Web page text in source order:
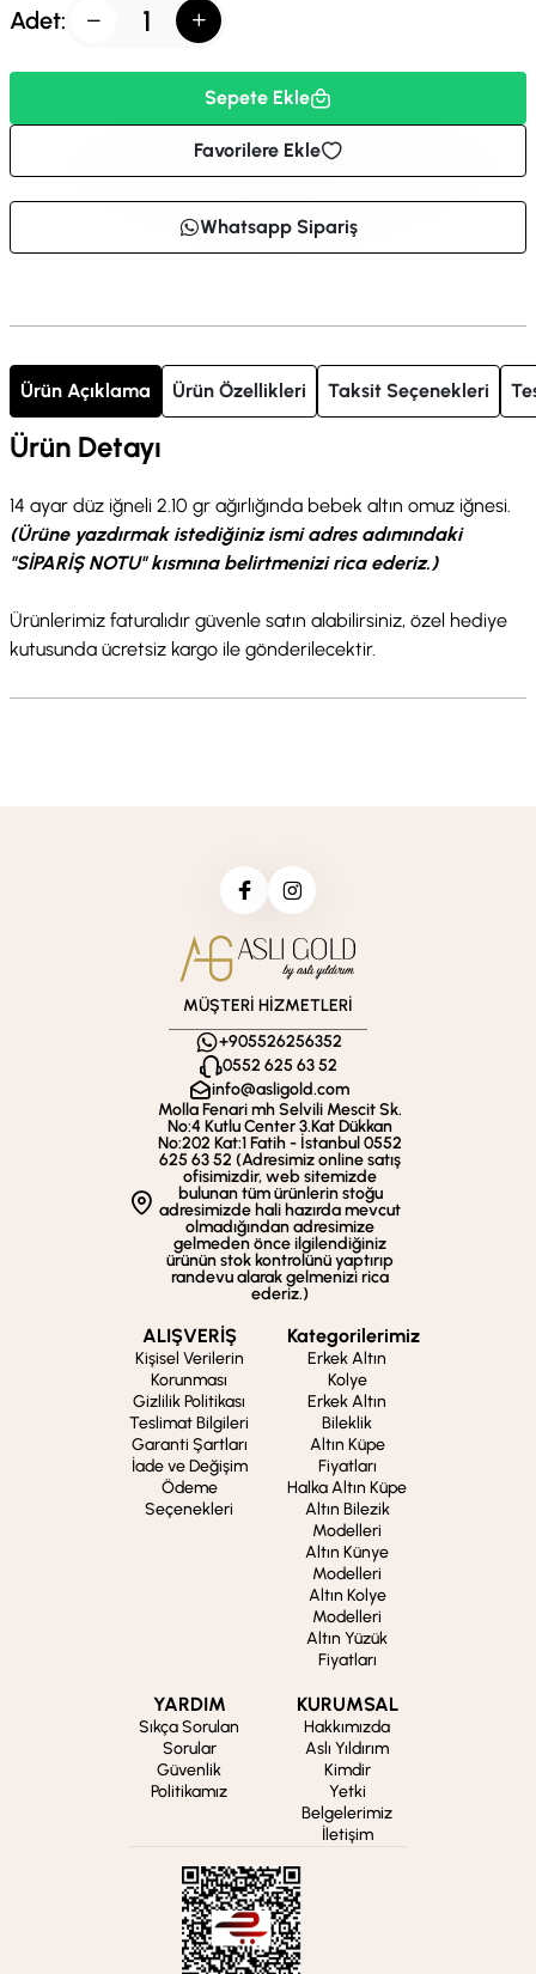
Adet:
Sepete Ekle
Favorilere Ekle
Whatsapp Sipariş
Ürün Açıklama Ürün Özellikleri Taksit Seçenekleri
Ürün Detayı
14 ayar düz iğneli 2.10 gr ağırlığında bebek altın omuz iğnesi.
(Ürüne yazdırmak istediğiniz ismi adres adımındaki
"SİPARİŞ NOTU" kısmına belirtmenizi rica ederiz.)
Ürünlerimiz faturalıdır güvenle satın alabilirsiniz, özel hediye
kutusunda ücretsiz kargo ile gönderilecektir.
MÜŞTERİ HİZMETLERİ
+905526256352
0552 625 63 52
info@asligold.com
Molla Fenari mh Selvili Mescit Sk.
No:4 Kutlu Center 3.Kat Dükkan
No:202 Kat:1 Fatih - İstanbul 0552
625 63 52 (Adresimiz online satış
ofisimizdir, web sitemizde
bulunan tüm ürünlerin stoğu
adresimizde hali hazırda mevcut
olmadığından adresimize
gelmeden önce ilgilendiğiniz
ürünün stok kontrolünü yaptırıp
randevu alarak gelmenizi rica
ederiz.)
ALIŞVERİŞ
Kişisel Verilerin
Korunması
Gizlilik Politikası
Teslimat Bilgileri
Garanti Şartları
İade ve Değişim
Ödeme
Seçenekleri
Kategorilerimiz
Erkek Altın
Kolye
Erkek Altın
Bileklik
Altın Küpe
Fiyatları
Halka Altın Küpe
Altın Bilezik
Modelleri
Altın Künye
Modelleri
Altın Kolye
Modelleri
Altın Yüzük
Fiyatları
YARDIM
Sıkça Sorulan
Sorular
Güvenlik
Politikamız
KURUMSAL
Hakkımızda
Aslı Yıldırım
Kimdir
Yetki
Belgelerimiz
İletişim